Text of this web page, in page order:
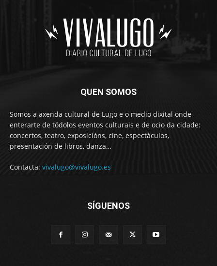
QUEN SOMOS
Somos a axenda cultural de Lugo e o medio dixital onde
enterarte de tódolos eventos culturais e de ocio da cidade:
concertos, teatro, exposicións, cine, espectáculos,
presentación de libros, danza…
Contacta: vivalugo@vivalugo.es
SÍGUENOS